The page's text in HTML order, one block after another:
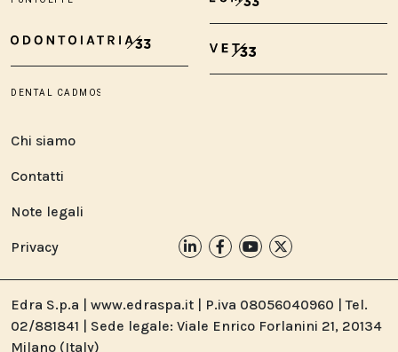
Chi siamo
Contatti
Note legali
Privacy
Edra S.p.a | www.edraspa.it | P.iva 08056040960 | Tel.
02/881841 | Sede legale: Viale Enrico Forlanini 21, 20134
Milano (Italy)